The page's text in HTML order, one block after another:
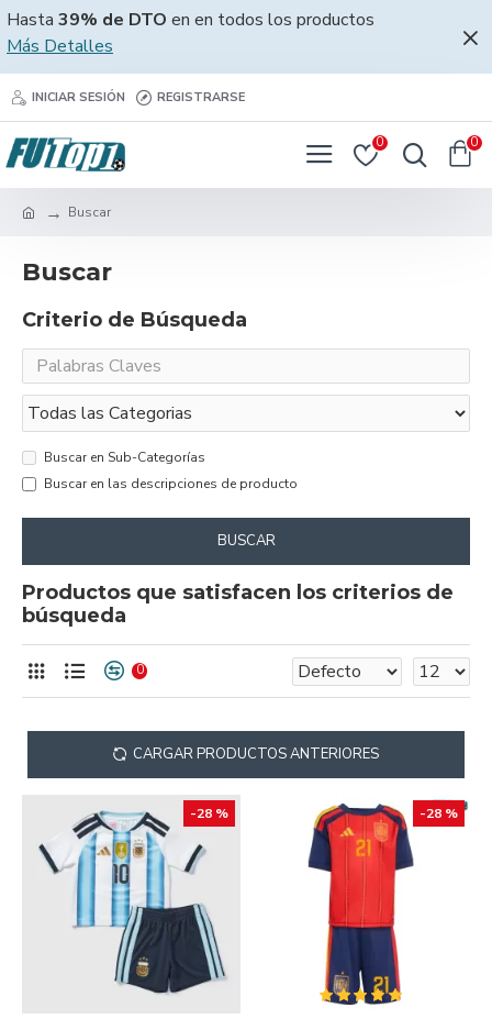
Hasta 39% de DTO en en todos los productos
Más Detalles
INICIAR SESIÓN REGISTRARSE
0 0
Buscar
Buscar
Criterio de Búsqueda
Buscar en Sub-Categorías
Buscar en las descripciones de producto
BUSCAR
Productos que satisfacen los criterios de
búsqueda
0
CARGAR PRODUCTOS ANTERIORES
-28 % -28 %